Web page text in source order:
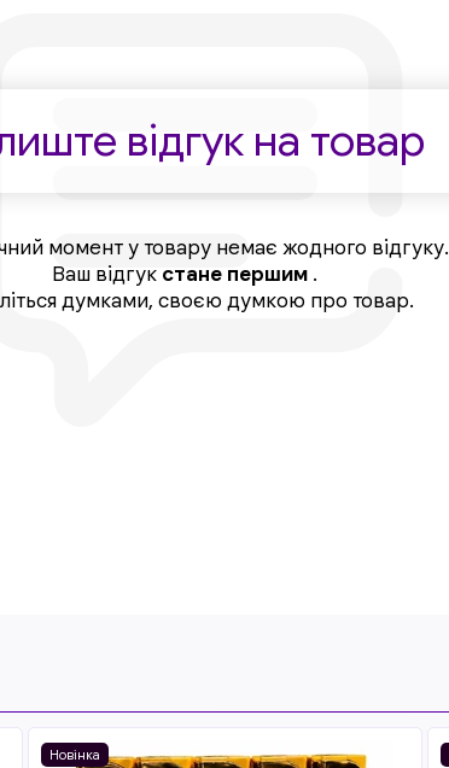
відгук на товар
момент у товару немає жодного відгуку.
Ваш відгук стане першим .
думками, своєю думкою про товар.
Новінка